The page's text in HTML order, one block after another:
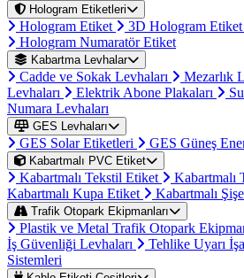
Hologram Etiketleri
Hologram Etiket 3D Hologram Etiket
Hologram Numaratör Etiket
Kabartma Levhalar
Cadde ve Sokak Levhaları Mezarlık
Levhaları
Elektrik Abone Plakaları
Numara Levhaları
GES Levhaları
GES Solar Etiketleri GES Güneş
Kabartmalı PVC Etiket
Kabartmalı Tekstil Etiket
Kabartmalı
Kabartmalı Kupa Etiket
Kabartmalı
Trafik Otopark Ekipmanları
Plastik ve Metal Trafik Otopark
İş Güvenliği Levhaları
Tehlike Uyarı
Sistemleri